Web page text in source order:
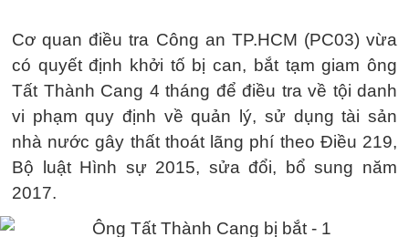
Cơ quan điều tra Công an TP.HCM (PC03) vừa
có quyết định khởi tố bị can, bắt tạm giam ông
Tất Thành Cang 4 tháng để điều tra về tội danh
vi phạm quy định về quản lý, sử dụng tài sản
nhà nước gây thất thoát lãng phí theo Điều 219,
Bộ luật Hình sự 2015, sửa đổi, bổ sung năm
2017.